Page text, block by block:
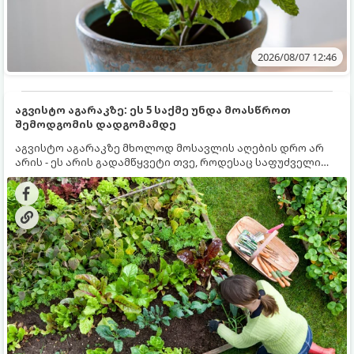
2026/08/07 12:46
აგვისტო აგარაკზე: ეს 5 საქმე უნდა მოასწროთ
შემოდგომის დადგომამდე
აგვისტო აგარაკზე მხოლოდ მოსავლის აღების დრო არ
არის - ეს არის გადამწყვეტი თვე, როდესაც საფუძველი
ეყრება მომავალი წლის მოსავალს და ბაღი მზადდება
შემოდგომა-ზამთრის სეზონისთვის. იმისათვის, რომ
ნიადაგმა ენერგია აღიდგინოს, ხოლო მცენარეებმა
ზამთარს გაუძლონ, აგვისტოს ბოლომდე 5
მნიშვნელოვანი საქმის გაკეთება უნდა მოასწროთ: